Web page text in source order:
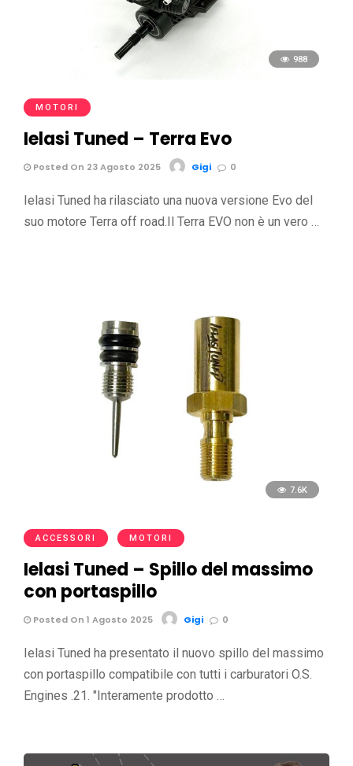
988
MOTORI
Ielasi Tuned – Terra Evo
Posted On 23 Agosto 2025 Gigi 0
Ielasi Tuned ha rilasciato una nuova versione Evo del
suo motore Terra off road.Il Terra EVO non è un vero …
7.6K
ACCESSORI MOTORI
Ielasi Tuned – Spillo del massimo
con portaspillo
Posted On 1 Agosto 2025 Gigi 0
Ielasi Tuned ha presentato il nuovo spillo del massimo
con portaspillo compatibile con tutti i carburatori O.S.
Engines .21. "Interamente prodotto …